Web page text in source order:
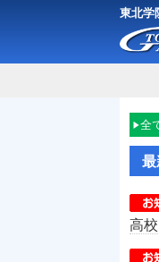
東北学
全
最
高